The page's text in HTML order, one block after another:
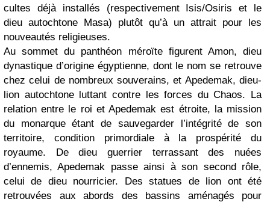
cultes déjà installés (respectivement Isis/Osiris et le
dieu autochtone Masa) plutôt qu’à un attrait pour les
nouveautés religieuses.
Au sommet du panthéon méroïte figurent Amon, dieu
dynastique d’origine égyptienne, dont le nom se retrouve
chez celui de nombreux souverains, et Apedemak, dieu-
lion autochtone luttant contre les forces du Chaos. La
relation entre le roi et Apedemak est étroite, la mission
du monarque étant de sauvegarder l’intégrité de son
territoire, condition primordiale à la prospérité du
royaume. De dieu guerrier terrassant des nuées
d’ennemis, Apedemak passe ainsi à son second rôle,
celui de dieu nourricier. Des statues de lion ont été
retrouvées aux abords des bassins aménagés pour